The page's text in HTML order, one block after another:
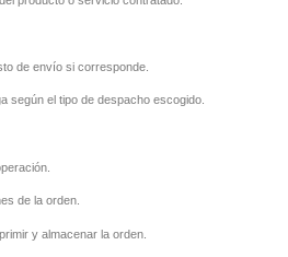
de envío si corresponde.
según el tipo de despacho escogido.
de la orden.
y almacenar la orden.